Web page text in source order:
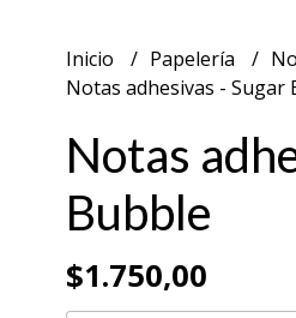
Inicio Papelería
Notas adhesivas - Sugar
Notas
Bubble
$1.750,00